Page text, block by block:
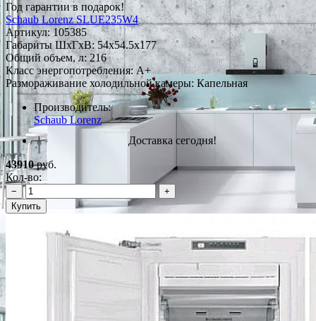
Год гарантии в подарок!
Schaub Lorenz SLUE235W4
Артикул:105385
Габариты ШxГxВ: 54x54.5x177
Общий объем, л: 216
Класс энергопотребления: A+
Размораживание холодильной камеры: Капельная
Производитель:
Schaub Lorenz
Доставка сегодня!
43910руб.
Кол-во:
−
+
Купить